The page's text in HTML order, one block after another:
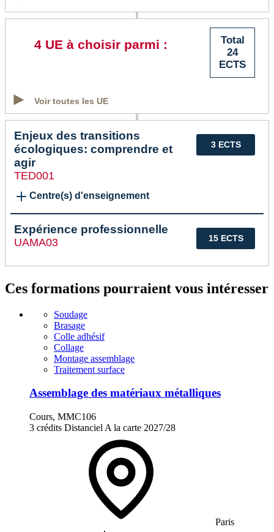
Total
24
ECTS
4 UE à choisir parmi :
Voir toutes les UE
3 ECTS
Enjeux des transitions
écologiques: comprendre et
agir
TED001
Centre(s) d'enseignement
15 ECTS
Expérience professionnelle
UAMA03
Ces formations pourraient vous intéresser
Soudage
Brasage
Colle adhésif
Collage
Montage assemblage
Traitement surface
Assemblage des matériaux métalliques
Cours, MMC106
3 crédits Distanciel A la carte 2027/28
Paris